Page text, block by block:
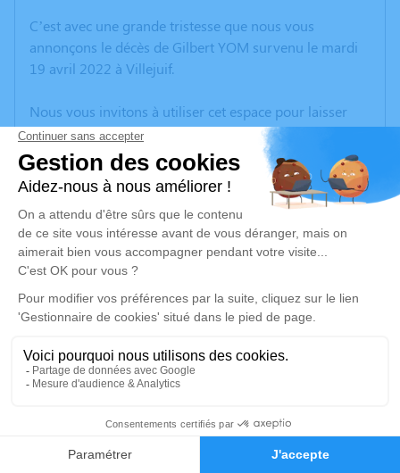
Faire-part Hommages
C’est avec une grande tristesse que nous vous
annonçons le décès de Gilbert YOM survenu le mardi
19 avril 2022 à Villejuif.
Nous vous invitons à utiliser cet espace pour laisser
vos condoléances, partager des photos souvenirs, une
anecdote ou exprimer vos pensées à travers des
poèmes ou des textes. Cet endroit est un lieu
d'expression dédié à honorer la mémoire de Gilbert
YOM.
Un service de plantation d’arbre hommage est
disponible ici.
Je rends hommage
Cérémonie
CHEMIN PLATRIERES